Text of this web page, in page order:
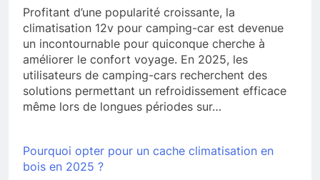
Profitant d’une popularité croissante, la
climatisation 12v pour camping-car est devenue
un incontournable pour quiconque cherche à
améliorer le confort voyage. En 2025, les
utilisateurs de camping-cars recherchent des
solutions permettant un refroidissement efficace
même lors de longues périodes sur…
Pourquoi opter pour un cache climatisation en
bois en 2025 ?